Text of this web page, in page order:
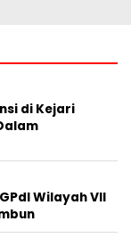
di Kejari
Wilayah VII